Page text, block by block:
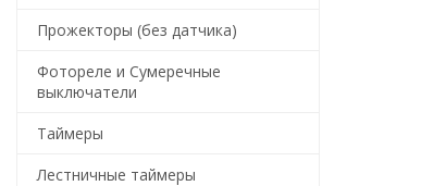
Прожекторы (без датчика)
Фотореле и Сумеречные
выключатели
Таймеры
Лестничные таймеры